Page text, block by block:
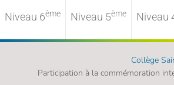
Niveau 6ème Niveau 5ème Niveau
Collège
Participation à la commémoration